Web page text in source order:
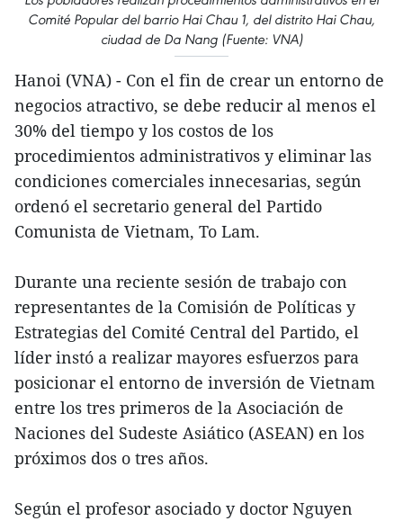
Comité Popular del barrio Hai Chau 1, del distrito Hai Chau,
ciudad de Da Nang (Fuente: VNA)
Hanoi (VNA) - Con el fin de crear un entorno de
negocios atractivo, se debe reducir al menos el
30% del tiempo y los costos de los
procedimientos administrativos y eliminar las
condiciones comerciales innecesarias, según
ordenó el secretario general del Partido
Comunista de Vietnam, To Lam.
Durante una reciente sesión de trabajo con
representantes de la Comisión de Políticas y
Estrategias del Comité Central del Partido, el
líder instó a realizar mayores esfuerzos para
posicionar el entorno de inversión de Vietnam
entre los tres primeros de la Asociación de
Naciones del Sudeste Asiático (ASEAN) en los
próximos dos o tres años.
Según el profesor asociado y doctor Nguyen